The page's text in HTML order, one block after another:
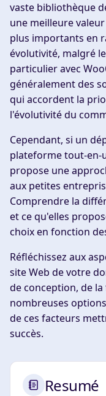
vaste bibliothèque
une meilleure
plus importants en
évolutivité, malgré
particulier avec
généralement des
qui accordent la
l'évolutivité du
Cependant, si un
plateforme tout-en-
propose une
aux petites
Comprendre la
et ce qu'elles
choix en fonction
Réfléchissez aux
site Web de votre
de conception, de
nombreuses
de ces facteurs
succès.
Resumé